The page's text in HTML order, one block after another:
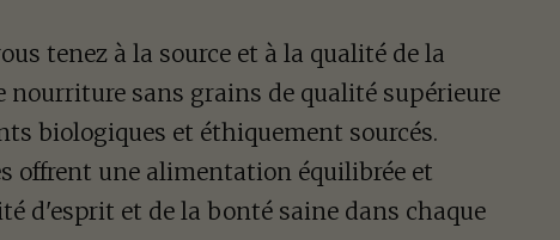
tenez à la source et à la qualité de la
sans grains de qualité supérieure
biologiques et éthiquement sourcés.
offrent une alimentation équilibrée et
d'esprit et de la bonté saine dans chaque